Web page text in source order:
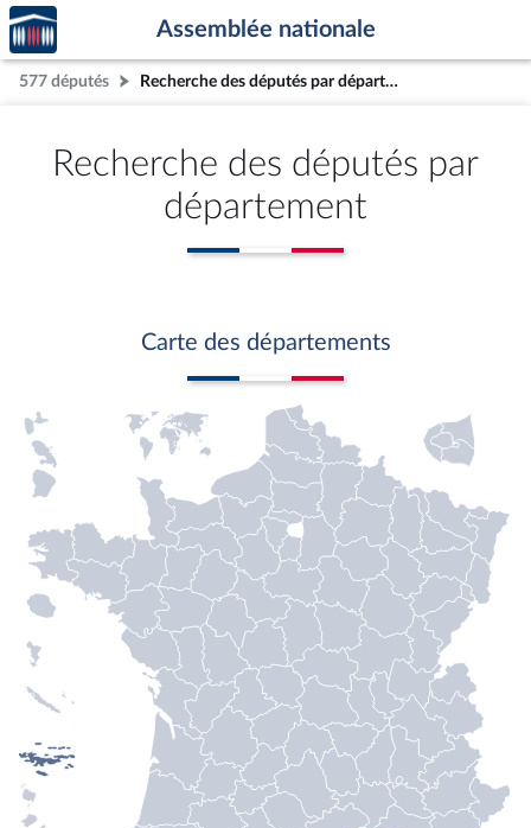
Aller au contenu
Aller en bas de la page
Accèder
à la
page
d'accueil
Assemblée nationale
577 députés Recherche des députés par département
Recherche des députés par
département
Carte des départements